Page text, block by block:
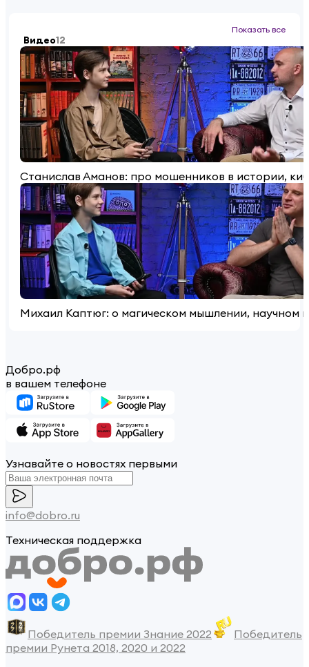
Видео12
Показать все
Добро.рф
в вашем телефоне
Узнавайте о новостях первыми
info@dobro.ru
Техническая поддержка
Победитель премии Знание 2022
Победитель
премии Рунета 2018, 2020 и 2022